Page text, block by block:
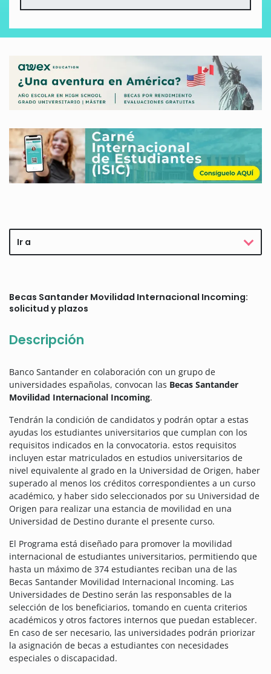
Ir a
Becas Santander Movilidad Internacional Incoming:
solicitud y plazos
Descripción
Banco Santander en colaboración con un grupo de
universidades españolas, convocan las Becas Santander
Movilidad Internacional Incoming.
Tendrán la condición de candidatos y podrán optar a estas
ayudas los estudiantes universitarios que cumplan con los
requisitos indicados en la convocatoria. estos requisitos
incluyen estar matriculados en estudios universitarios de
nivel equivalente al grado en la Universidad de Origen, haber
superado al menos los créditos correspondientes a un curso
académico, y haber sido seleccionados por su Universidad de
Origen para realizar una estancia de movilidad en una
Universidad de Destino durante el presente curso.
El Programa está diseñado para promover la movilidad
internacional de estudiantes universitarios, permitiendo que
hasta un máximo de 374 estudiantes reciban una de las
Becas Santander Movilidad Internacional Incoming. Las
Universidades de Destino serán las responsables de la
selección de los beneficiarios, tomando en cuenta criterios
académicos y otros factores internos que puedan establecer.
En caso de ser necesario, las universidades podrán priorizar
la asignación de becas a estudiantes con necesidades
especiales o discapacidad.